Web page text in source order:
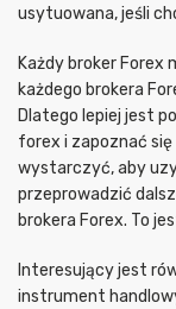
usytuowana, jeśli
Każdy broker Forex
każdego brokera
Dlatego lepiej jest
forex i zapoznać
wystarczyć, aby
przeprowadzić
brokera Forex. To
Interesujący jest
instrument